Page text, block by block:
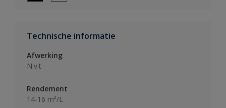
Technische informatie
Afwerking
N.v.t
Rendement
14-16 m²/L